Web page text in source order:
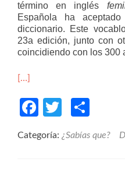
término en inglés
Española ha
diccionario. Este
23a edición, junto con
coincidiendo con los 300
[…]
Facebook
Twitter
Categoría: ¿Sabías que?